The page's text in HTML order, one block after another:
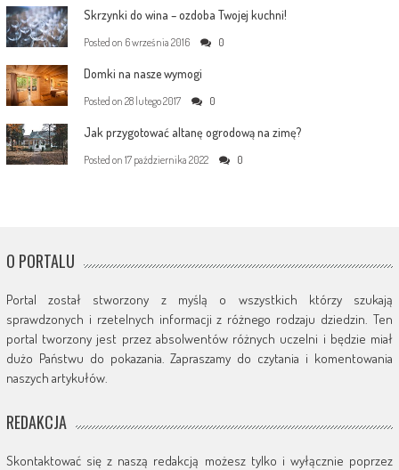
Skrzynki do wina – ozdoba Twojej kuchni!
Posted on 6 września 2016 0
Domki na nasze wymogi
Posted on 28 lutego 2017 0
Jak przygotować altanę ogrodową na zimę?
Posted on 17 października 2022 0
O PORTALU
Portal został stworzony z myślą o wszystkich którzy szukają
sprawdzonych i rzetelnych informacji z różnego rodzaju dziedzin. Ten
portal tworzony jest przez absolwentów różnych uczelni i będzie miał
dużo Państwu do pokazania. Zapraszamy do czytania i komentowania
naszych artykułów.
REDAKCJA
Skontaktować się z naszą redakcją możesz tylko i wyłącznie poprzez